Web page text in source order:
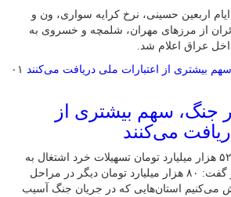
اربعین حسینی، نرخ کرایه سواری، ون و
از مرزهای مهران، شلمچه و خسروی به
عراق اعلام شد.
۰۱
جنگ، سهم بیشتری از
می‌کنند
معاون وزارت کار از ابلاغ ۵۲ هزار میلیارد تومان تسهیلات خرد اشتغال به
استان‌های کشور خبر داد و گفت: ۸۰ هزار میلیارد تومان دیگر در مراحل
می‌کنیم استان‌هایی که در جریان جنگ آسیب